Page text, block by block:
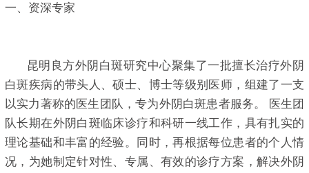
一、资深专家
昆明良方外阴白斑研究中心聚集了一批擅长治疗外阴
白斑疾病的带头人、硕士、博士等级别医师，组建了一支
以实力著称的医生团队，专为外阴白斑患者服务。 医生团
队长期在外阴白斑临床诊疗和科研一线工作，具有扎实的
理论基础和丰富的经验。同时，再根据每位患者的个人情
况，为她制定针对性、专属、有效的诊疗方案，解决外阴